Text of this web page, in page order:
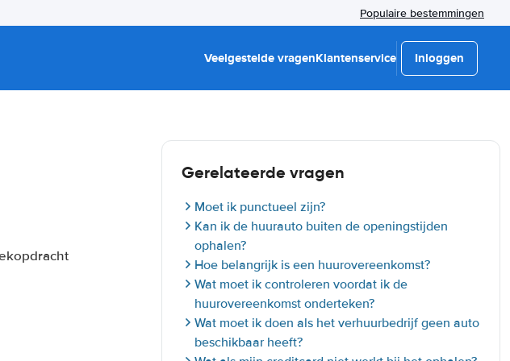
Populaire bestemmingen
Veelgestelde vragenKlantenservice Inloggen
Gerelateerde vragen
Moet ik punctueel zijn?
Kan ik de huurauto buiten de openingstijden
ophalen?
Hoe belangrijk is een huurovereenkomst?
Wat moet ik controleren voordat ik de
huurovereenkomst onderteken?
Wat moet ik doen als het verhuurbedrijf geen auto
beschikbaar heeft?